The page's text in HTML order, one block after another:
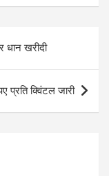
n
धान खरीदी
प्रति क्विंटल जारी